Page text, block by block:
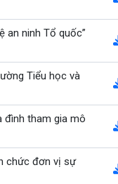
an ninh Tổ quốc”
Tiểu học và
đình tham gia mô
chức đơn vị sự